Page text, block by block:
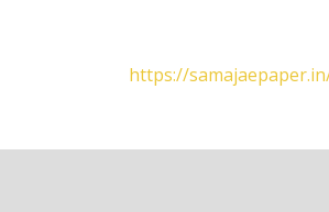
https://samajaepaper.in/